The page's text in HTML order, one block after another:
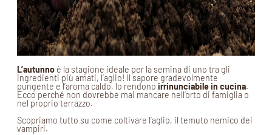
L’autunno è la stagione ideale per la semina di uno tra gli
ingredienti più amati, l’aglio! Il sapore gradevolmente
pungente e l’aroma caldo, lo rendono irrinunciabile in cucina.
Ecco perché non dovrebbe mai mancare nell’orto di famiglia o
nel proprio terrazzo.
Scopriamo tutto su come coltivare l’aglio, il temuto nemico dei
vampiri.